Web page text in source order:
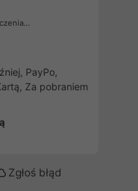
PayPo,
Za pobraniem
Zgłoś błąd